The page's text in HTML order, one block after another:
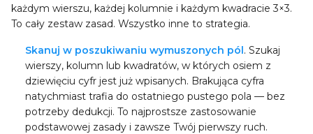
każdym wierszu, każdej kolumnie i każdym kwadracie 3×3.
To cały zestaw zasad. Wszystko inne to strategia.
Skanuj w poszukiwaniu wymuszonych pól. Szukaj
wierszy, kolumn lub kwadratów, w których osiem z
dziewięciu cyfr jest już wpisanych. Brakująca cyfra
natychmiast trafia do ostatniego pustego pola — bez
potrzeby dedukcji. To najprostsze zastosowanie
podstawowej zasady i zawsze Twój pierwszy ruch.